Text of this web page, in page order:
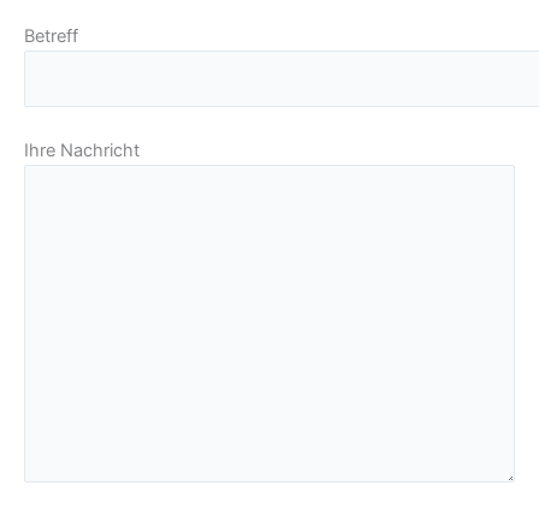
Betreff
Ihre Nachricht